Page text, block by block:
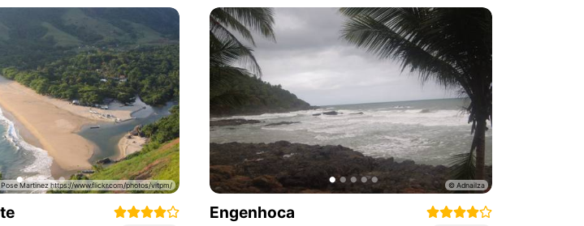
Engenhoca